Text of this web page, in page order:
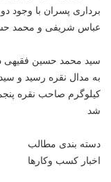
برداری پسران با وجود
عباس شریفی و محمد
کیلوگرم صاحب نقره
شد
دسته بندی مطالب
اخبار کسب وکارها